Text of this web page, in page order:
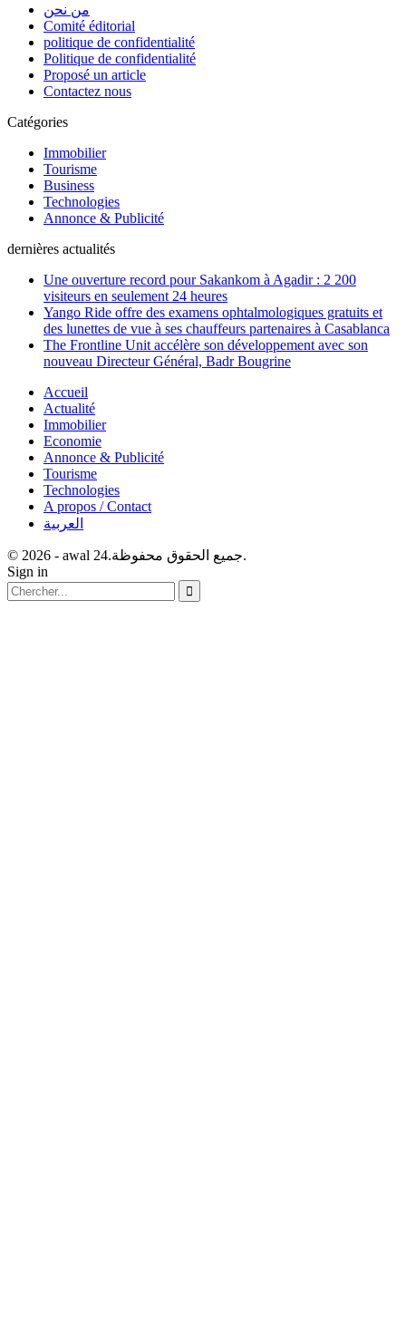
من نحن
Comité éditorial
politique de confidentialité
Politique de confidentialité
Proposé un article
Contactez nous
Catégories
Immobilier
Tourisme
Business
Technologies
Annonce & Publicité
dernières actualités
Une ouverture record pour Sakankom à Agadir : 2 200
visiteurs en seulement 24 heures
Yango Ride offre des examens ophtalmologiques gratuits et
des lunettes de vue à ses chauffeurs partenaires à Casablanca
The Frontline Unit accélère son développement avec son
nouveau Directeur Général, Badr Bougrine
Accueil
Actualité
Immobilier
Economie
Annonce & Publicité
Tourisme
Technologies
A propos / Contact
العربية
© 2026 - awal 24.جميع الحقوق محفوظة.
Sign in